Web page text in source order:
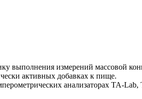
выполнения измерений массовой
активных добавках к пище.
анализаторах ТА-